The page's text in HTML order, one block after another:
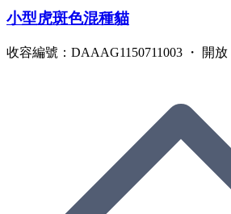
小型虎斑色混種貓
收容編號：DAAAG1150711003 ・ 開放